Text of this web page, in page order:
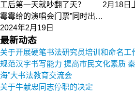
工后第一天就吵翻了天？ 2月18日
霉霉给的演唱会门票”同时出…
2024年2月19日
最新动态
关于开展硬笔书法研究员培训和命名工
规范汉字书写能力 提高市民文化素质
海”大书法教育交流会
关于牛献忠同志停职的决定